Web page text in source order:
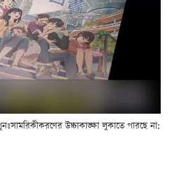
উচ্চাকাঙ্ক্ষা লুকাতে পারছে না: